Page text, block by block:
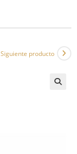
Siguiente producto